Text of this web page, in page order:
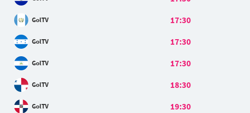
GolTV 17:30
GolTV 17:30
GolTV 17:30
GolTV 18:30
GolTV 19:30